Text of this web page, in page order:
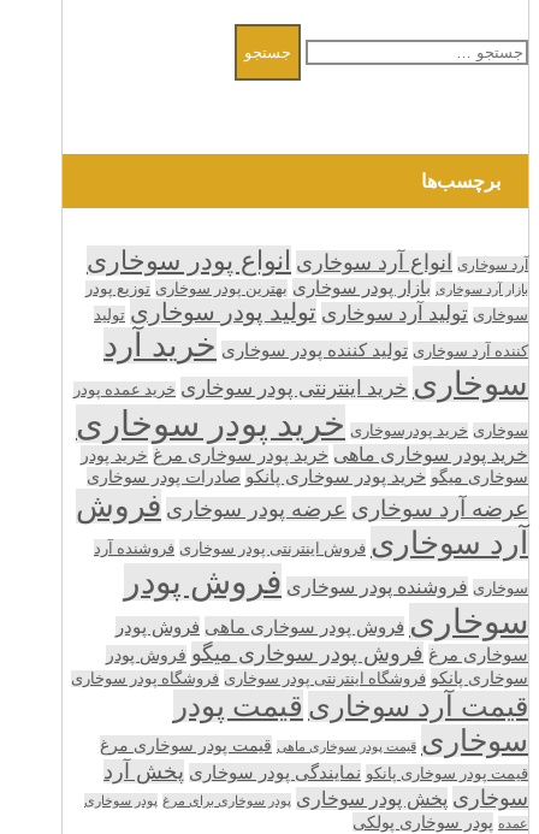
برای:
برچسب‌ها
آرد سوخاری انواع آرد سوخاری انواع پودر سوخاری
بازار آرد سوخاری بازار پودر سوخاری بهترین پودر سوخاری توزیع پودر
سوخاری تولید آرد سوخاری تولید پودر سوخاری تولید
کننده آرد سوخاری تولید کننده پودر سوخاری خرید آرد
سوخاری خرید اینترنتی پودر سوخاری خرید عمده پودر
سوخاری خرید پودرسوخاری خرید پودر سوخاری
خرید پودر سوخاری ماهی خرید پودر سوخاری مرغ خرید پودر
سوخاری میگو خرید پودر سوخاری پانکو صادرات پودر سوخاری
عرضه آرد سوخاری عرضه پودر سوخاری فروش
آرد سوخاری فروش اینترنتی پودر سوخاری فروشنده آرد
سوخاری فروشنده پودر سوخاری فروش پودر
سوخاری فروش پودر سوخاری ماهی فروش پودر
سوخاری مرغ فروش پودر سوخاری میگو فروش پودر
سوخاری پانکو فروشگاه اینترنتی پودر سوخاری فروشگاه پودر سوخاری
قیمت آرد سوخاری قیمت پودر
سوخاری قیمت پودر سوخاری ماهی قیمت پودر سوخاری مرغ
قیمت پودر سوخاری پانکو نمایندگی پودر سوخاری پخش آرد
سوخاری پخش پودر سوخاری پودر سوخاری برای مرغ پودر سوخاری
عمده پودر سوخاری پولکی